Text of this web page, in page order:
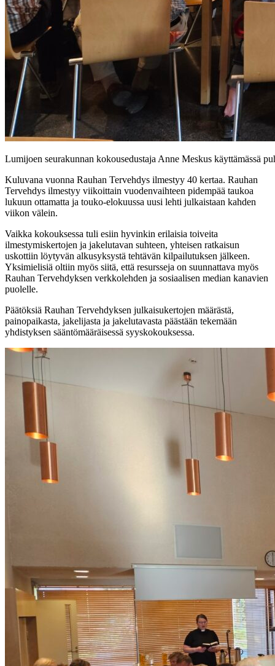
Lumijoen seurakunnan kokousedustaja Anne Meskus käyttämässä
Kuluvana vuonna Rauhan Tervehdys ilmestyy 40 kertaa. Rauhan
Tervehdys ilmestyy viikoittain vuodenvaihteen pidempää taukoa
lukuun ottamatta ja touko-elokuussa uusi lehti julkaistaan kahden
viikon välein.
Vaikka kokouksessa tuli esiin hyvinkin erilaisia toiveita
ilmestymiskertojen ja jakelutavan suhteen, yhteisen ratkaisun
uskottiin löytyvän alkusyksystä tehtävän kilpailutuksen jälkeen.
Yksimielisiä oltiin myös siitä, että resursseja on suunnattava myös
Rauhan Tervehdyksen verkkolehden ja sosiaalisen median kanavien
puolelle.
Päätöksiä Rauhan Tervehdyksen julkaisukertojen määrästä,
painopaikasta, jakelijasta ja jakelutavasta päästään tekemään
yhdistyksen sääntömääräisessä syyskokouksessa.